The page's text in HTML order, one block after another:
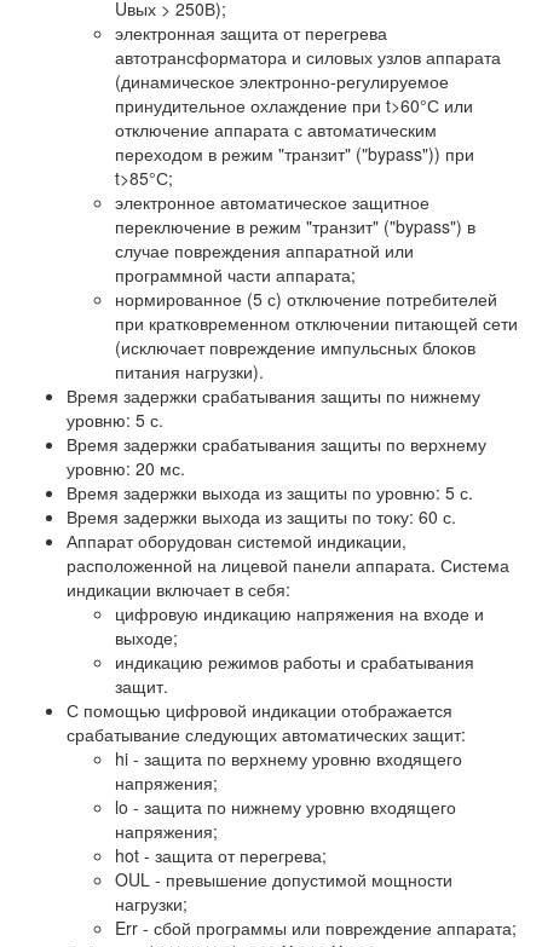
Uвых > 250В);
электронная защита от перегрева
автотрансформатора и силовых узлов аппарата
(динамическое электронно-регулируемое
принудительное охлаждение при t>60°С или
отключение аппарата с автоматическим
переходом в режим "транзит" ("bypass")) при
t>85°С;
электронное автоматическое защитное
переключение в режим "транзит" ("bypass") в
случае повреждения аппаратной или
программной части аппарата;
нормированное (5 с) отключение потребителей
при кратковременном отключении питающей сети
(исключает повреждение импульсных блоков
питания нагрузки).
Время задержки срабатывания защиты по нижнему
уровню: 5 с.
Время задержки срабатывания защиты по верхнему
уровню: 20 мс.
Время задержки выхода из защиты по уровню: 5 с.
Время задержки выхода из защиты по току: 60 с.
Аппарат оборудован системой индикации,
расположенной на лицевой панели аппарата. Система
индикации включает в себя:
цифровую индикацию напряжения на входе и
выходе;
индикацию режимов работы и срабатывания
защит.
С помощью цифровой индикации отображается
срабатывание следующих автоматических защит:
hi - защита по верхнему уровню входящего
напряжения;
lo - защита по нижнему уровню входящего
напряжения;
hot - защита от перегрева;
OUL - превышение допустимой мощности
нагрузки;
Err - сбой программы или повреждение аппарата;